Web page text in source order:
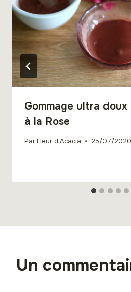
Gommage ultra
à la Rose
ParFleur d'Acacia 25/07/2020
Un